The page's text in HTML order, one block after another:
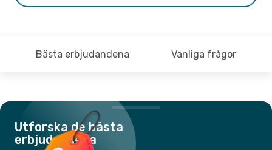
Bästa erbjudandena Vanliga frågor
Utforska de bästa
erbjudandena